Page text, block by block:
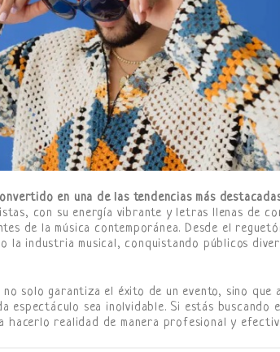
en una de las tendencias más
con su energía vibrante y letras llenas de
de la música contemporánea. Desde el
la industria musical, conquistando públicos
no solo garantiza el éxito de un evento, sino que
espectáculo sea inolvidable. Si estás buscando
hacerlo realidad de manera profesional y